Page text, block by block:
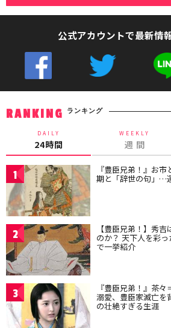
公式アカウントで最新情
RANKING ランキング
DAILY
24時間
WEEKLY
週 間
1 『豊臣兄弟！』お
期と「辞世の句」…
2 【豊臣兄弟！】秀
のか？ 天下人を彩
で一挙紹介
3 『豊臣兄弟！』茶
溺愛、豊臣家滅亡を
の壮絶すぎる生涯